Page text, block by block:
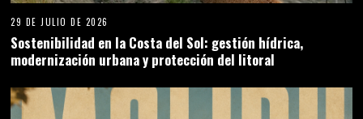
29 DE JULIO DE 2026
Sostenibilidad en la Costa del Sol: gestión hídrica,
modernización urbana y protección del litoral